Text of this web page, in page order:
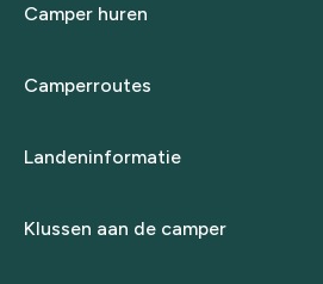
Camper huren
Camperroutes
Landeninformatie
Klussen aan de camper